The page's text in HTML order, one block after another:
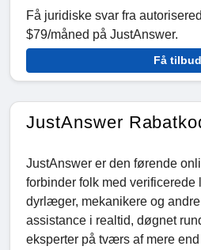
Få juridiske svar fra
$79/måned på JustAnswer.
Få tilbud
JustAnswer
JustAnswer er den førende
forbinder folk med verificerede
dyrlæger, mekanikere og
assistance i realtid, døgnet
eksperter på tværs af mere